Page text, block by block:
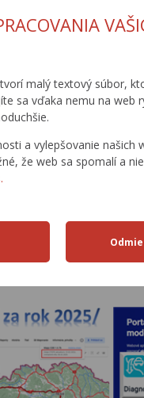
malý textový súbor,
sa vďaka nemu na web
a vylepšovanie našich
že web sa spomalí a
ŠTATISTICKÉ
PREHĽADY